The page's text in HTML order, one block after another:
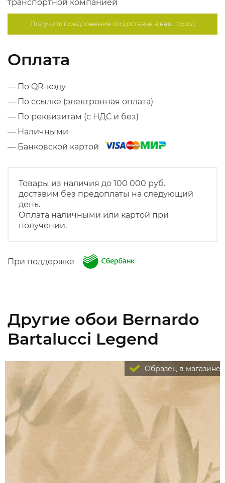
транспортной компанией
Получить предложение подоставке в ваш город
Оплата
— По QR-коду
— По ссылке (электронная оплата)
— По реквизитам (с НДС и без)
— Наличными
— Банковской картой
Товары из наличия до 100 000 руб.
доставим без предоплаты на следующий
день.
Оплата наличными или картой при
получении.
При поддержке
Другие обои Bernardo
Bartalucci Legend
Образец в магазине